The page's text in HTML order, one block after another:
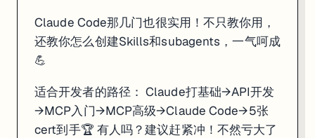
Claude Code那几门也很实用！不只教你用，
还教你怎么创建Skills和subagents，一气呵成
💪
适合开发者的路径： Claude打基础→API开发
→MCP入门→MCP高级→Claude Code→5张
cert到手🏆 有人吗？建议赶紧冲！不然亏大了